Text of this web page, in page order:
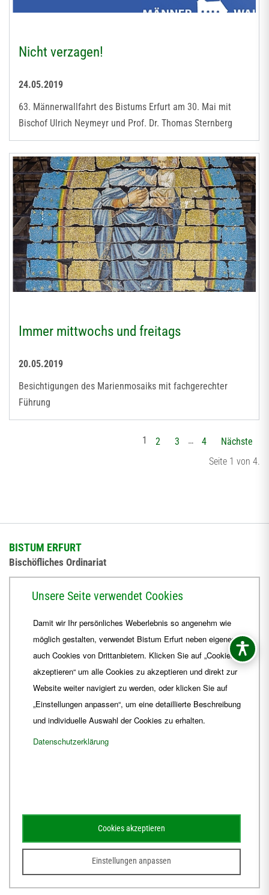
Nicht verzagen!
24.05.2019
63. Männerwallfahrt des Bistums Erfurt am 30. Mai mit
Bischof Ulrich Neymeyr und Prof. Dr. Thomas Sternberg
Immer mittwochs und freitags
20.05.2019
Besichtigungen des Marienmosaiks mit fachgerechter
Führung
Seite 1 von 4.
1 2 3 … 4 Nächste
BISTUM ERFURT
Bischöfliches Ordinariat
+49 361 6572-444
ordinariat Bistum-Erfurt.de
Schematismus Amtsblatt
© 2026Webdesign für Jena von der DATA HORIZON Digitalagentur
Unsere Seite verwendet Cookies
Damit wir Ihr persönliches Weberlebnis so angenehm wie
möglich gestalten, verwendet Bistum Erfurt neben eigenen
auch Cookies von Drittanbietern. Klicken Sie auf „Cookies
akzeptieren“ um alle Cookies zu akzeptieren und direkt zur
Website weiter navigiert zu werden, oder klicken Sie auf
„Einstellungen anpassen“, um eine detaillierte Beschreibung
und individuelle Auswahl der Cookies zu erhalten.
Datenschutzerklärung
Einstellungen anpassen
Cookies akzeptieren